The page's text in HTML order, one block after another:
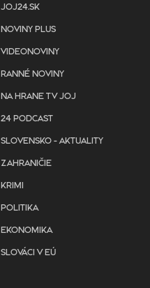
JOJ24.SK
NOVINY PLUS
VIDEONOVINY
RANNÉ NOVINY
NA HRANE TV JOJ
24 PODCAST
SLOVENSKO - AKTUALITY
ZAHRANIČIE
KRIMI
POLITIKA
EKONOMIKA
SLOVÁCI V EÚ